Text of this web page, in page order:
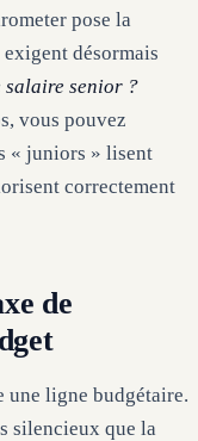
pose la
désormais
salaire senior ?
vous pouvez
« juniors » lisent
correctement
de
une ligne budgétaire.
silencieux que la